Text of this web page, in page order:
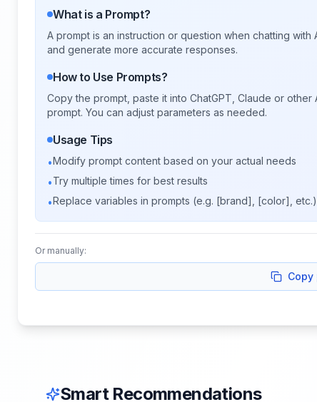
What is a Prompt?
A prompt is an instruction or question when chatting
and generate more accurate responses.
How to Use Prompts?
Copy the prompt, paste it into ChatGPT, Claude or
prompt. You can adjust parameters as needed.
Usage Tips
•Modify prompt content based on your actual needs
•Try multiple times for best results
•Replace variables in prompts (e.g. [brand], [color], etc.)
Or manually:
Copy
Smart Recommendations